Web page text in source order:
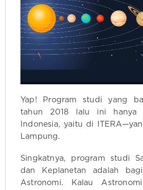
Yap! Program studi yang
tahun 2018 lalu ini
Indonesia, yaitu di
Lampung.
Singkatnya, program studi
dan Keplanetan adalah
Astronomi. Kalau